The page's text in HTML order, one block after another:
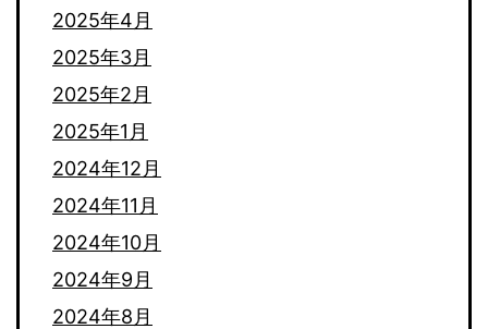
2025年4月
2025年3月
2025年2月
2025年1月
2024年12月
2024年11月
2024年10月
2024年9月
2024年8月